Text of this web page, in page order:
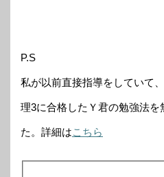
P.S
私が以前直接指導をしていて
理3に合格したＹ君の勉強法を
た。詳細はこちら